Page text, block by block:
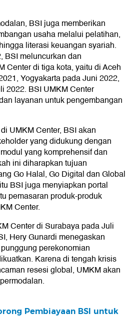
BSI juga memberikan
usaha melalui pelatihan,
literasi keuangan syariah.
BSI meluncurkan dan
Center di tiga kota, yaitu di Aceh
Yogyakarta pada Juni 2022,
2022. BSI UMKM Center
layanan untuk pengembangan
UMKM Center, BSI akan
yang didukung dengan
yang komprehensif dan
ini diharapkan tujuan
Go Halal, Go Digital dan Global
BSI juga menyiapkan portal
pemasaran produk-produk
Center.
Center di Surabaya pada Juli
Hery Gunardi menegaskan
perekonomian
Karena di tengah krisis
resesi global, UMKM akan
Pembiayaan BSI untuk